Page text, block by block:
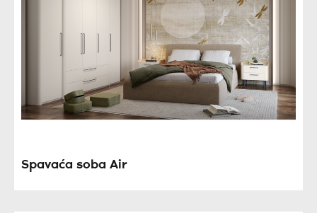
Spavaća soba Air